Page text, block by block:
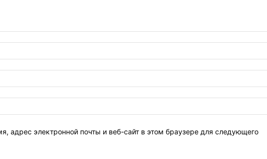
адрес электронной почты и веб-сайт в этом браузере для следующего